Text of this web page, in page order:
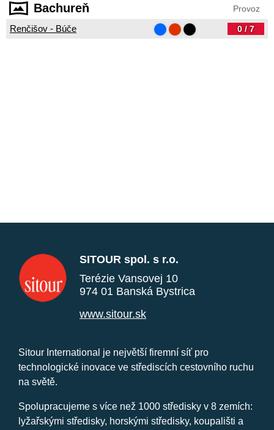
Bachureň Provoz
Renčišov - Búče 0 / 7
SITOUR spol. s r.o.
Terézie Vansovej 10
974 01 Banská Bystrica
www.sitour.sk
Sitour International je největší firemní síť pro
technologické inovace ve střediscích cestovního ruchu
na světě.
Spolupracujeme s více než 1000 středisky v 8 zemích:
lyžařskými středisky, horskými středisky, koupališti a